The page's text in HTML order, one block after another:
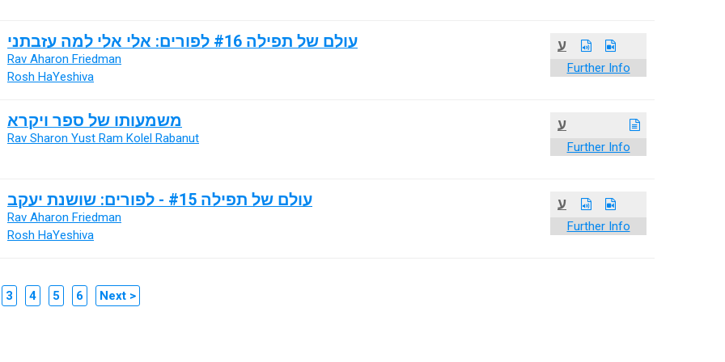
ע
Further Info
עולם של תפילה #16 לפורים: אלי אלי למה עזבתני
Rav Aharon Friedman
Rosh HaYeshiva
ע
Further Info
משמעותו של ספר ויקרא
Rav Sharon Yust Ram Kolel Rabanut
ע
Further Info
עולם של תפילה #15 - לפורים: שושנת יעקב
Rav Aharon Friedman
Rosh HaYeshiva
3 4 5 6 Next >